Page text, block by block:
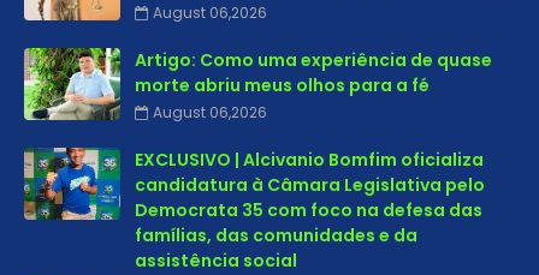
August 06,2026
Artigo: Como uma experiência de quase
morte abriu meus olhos para a fé
August 06,2026
EXCLUSIVO | Alcivanio Bomfim oficializa
candidatura à Câmara Legislativa pelo
Democrata 35 com foco na defesa das
famílias, das comunidades e da
assistência social